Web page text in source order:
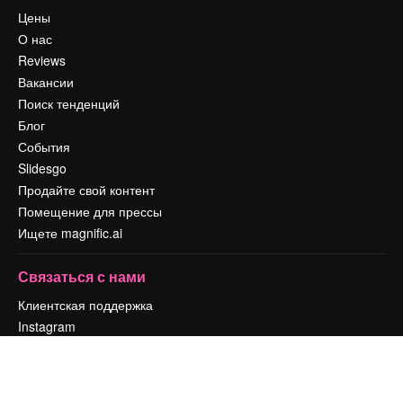
Цены
О нас
Reviews
Вакансии
Поиск тенденций
Блог
События
Slidesgo
Продайте свой контент
Помещение для прессы
Ищете magnific.ai
Связаться с нами
Клиентская поддержка
Instagram